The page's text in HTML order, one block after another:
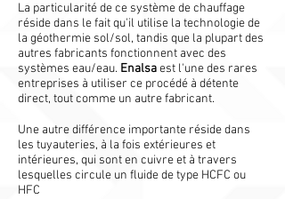
La particularité de ce système de chauffage
réside dans le fait qu'il utilise la technologie de
la géothermie sol/sol, tandis que la plupart des
autres fabricants fonctionnent avec des
systèmes eau/eau. Enalsaest l'une des rares
entreprises à utiliser ce procédé à détente
direct, tout comme un autre fabricant.
Une autre différence importante réside dans
les tuyauteries, à la fois extérieures et
intérieures, qui sont en cuivre et à travers
lesquelles circule un fluide de type HCFC ou
HFC